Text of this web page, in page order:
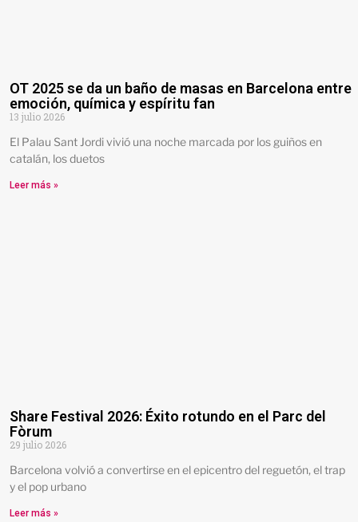
OT 2025 se da un baño de masas en Barcelona entre
emoción, química y espíritu fan
13 julio 2026
El Palau Sant Jordi vivió una noche marcada por los guiños en
catalán, los duetos
Leer más »
Share Festival 2026: Éxito rotundo en el Parc del
Fòrum
29 julio 2026
Barcelona volvió a convertirse en el epicentro del reguetón, el trap
y el pop urbano
Leer más »